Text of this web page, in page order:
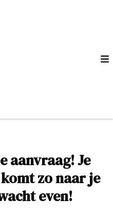
aanvraag! Je
zo naar je
even!